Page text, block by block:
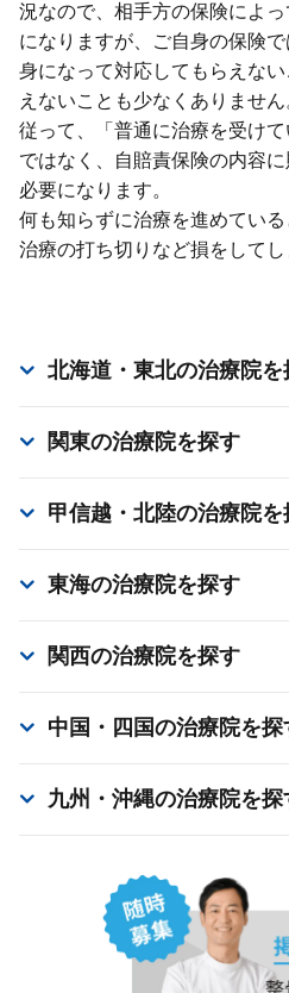
況なので、相⼿⽅の保険によ
になりますが、ご⾃⾝の保険
⾝になって対応してもらえな
えないことも少なくありません
従って、「普通に治療を受け
ではなく、⾃賠責保険の内容
必要になります。
何も知らずに治療を進めてい
治療の打ち切りなど損をしてし
北海道・東北の治療院を
関東の治療院を探す
甲信越・北陸の治療院を
東海の治療院を探す
関西の治療院を探す
中国・四国の治療院を探
九州・沖縄の治療院を探